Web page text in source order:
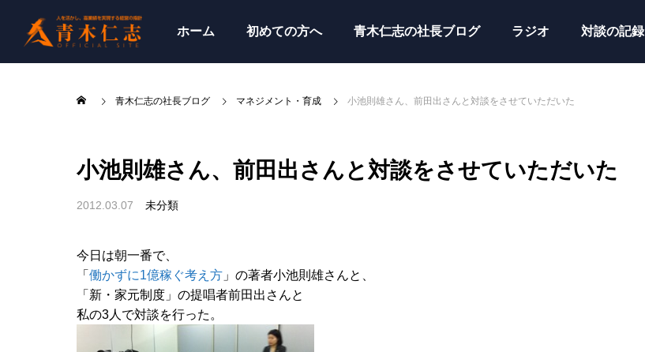
ホーム 初めての方へ 青木仁志の社長ブログ ラジオ 対談の記録
青木仁志の社長ブログ マネジメント・育成 小池則雄さん、前田出さんと対談をさせていただいた
小池則雄さん、前田出さんと対談をさせていただいた
2012.03.07 未分類
今日は朝一番で、
「 働かずに1億稼ぐ考え方 」の著者小池則雄さんと、
「新・家元制度」の提唱者前田出さんと
私の3人で対談を行った。